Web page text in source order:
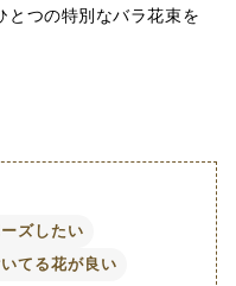
とつの特別なバラ花束を
ズしたい
てる花が良い